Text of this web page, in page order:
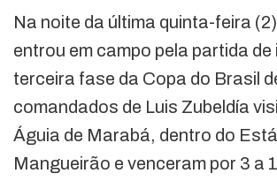
Na noite da última quinta-feira
entrou em campo pela partida de
terceira fase da Copa do Brasil
comandados de Luis Zubeldía
Águia de Marabá, dentro do
Mangueirão e venceram por 3 a